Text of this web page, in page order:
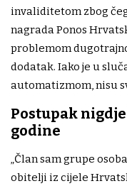
invaliditetom zbog
nagrada Ponos
problemom
dodatak. Iako je u
automatizmom, nisu
Postupak
godine
„Član sam grupe
obitelji iz cijele